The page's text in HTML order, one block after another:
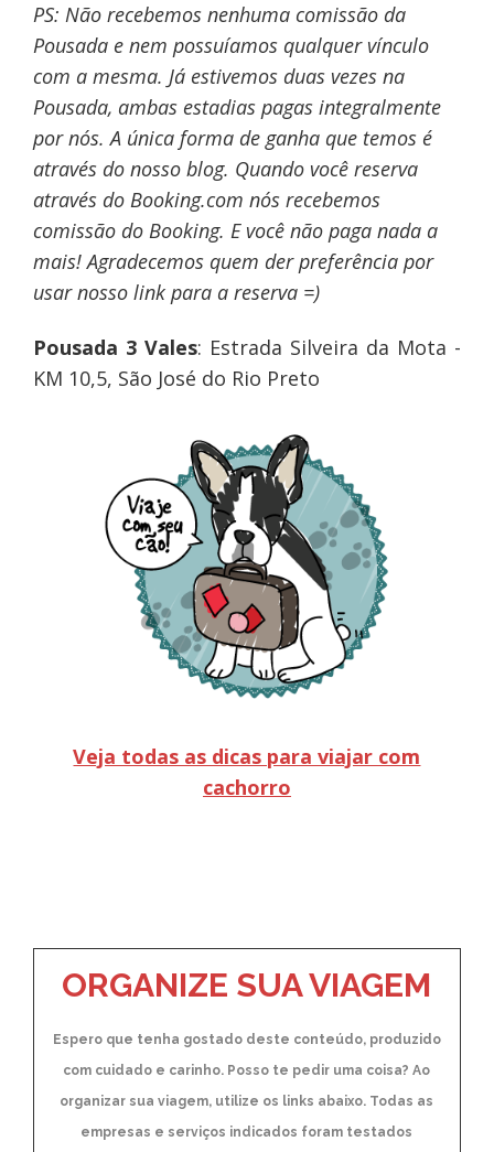
PS: Não recebemos nenhuma comissão da
Pousada e nem possuíamos qualquer vínculo
com a mesma. Já estivemos duas vezes na
Pousada, ambas estadias pagas integralmente
por nós. A única forma de ganha que temos é
através do nosso blog. Quando você reserva
através do Booking.com nós recebemos
comissão do Booking. E você não paga nada a
mais! Agradecemos quem der preferência por
usar nosso link para a reserva =)
Pousada 3 Vales: Estrada Silveira da Mota -
KM 10,5, São José do Rio Preto
Veja todas as dicas para viajar com
cachorro
ORGANIZE SUA VIAGEM
Espero que tenha gostado deste conteúdo, produzido
com cuidado e carinho. Posso te pedir uma coisa? Ao
organizar sua viagem, utilize os links abaixo. Todas as
empresas e serviços indicados foram testados